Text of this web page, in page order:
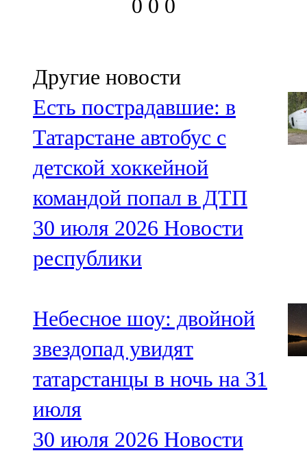
0 0 0
Другие новости
Есть пострадавшие: в
Татарстане автобус с
детской хоккейной
командой попал в ДТП
30 июля 2026 Новости
республики
Небесное шоу: двойной
звездопад увидят
татарстанцы в ночь на 31
июля
30 июля 2026 Новости